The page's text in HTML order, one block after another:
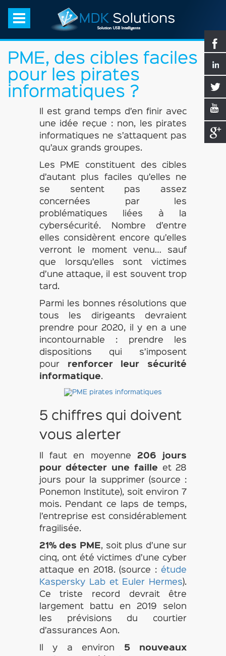
PME, des cibles faciles
pour les pirates
informatiques ?
Il est grand temps d’en finir avec
une idée reçue : non, les pirates
informatiques ne s’attaquent pas
qu’aux grands groupes.
Les PME constituent des cibles
d’autant plus faciles qu’elles ne
se sentent pas assez
concernées par les
problématiques liées à la
cybersécurité. Nombre d’entre
elles considèrent encore qu’elles
verront le moment venu… sauf
que lorsqu’elles sont victimes
d’une attaque, il est souvent trop
tard.
Parmi les bonnes résolutions que
tous les dirigeants devraient
prendre pour 2020, il y en a une
incontournable : prendre les
dispositions qui s’imposent
pour renforcer leur sécurité
informatique.
5 chiffres qui doivent
vous alerter
Il faut en moyenne 206 jours
pour détecter une faille et 28
jours pour la supprimer (source :
Ponemon Institute), soit environ 7
mois. Pendant ce laps de temps,
l’entreprise est considérablement
fragilisée.
21% des PME, soit plus d’une sur
cinq, ont été victimes d’une cyber
attaque en 2018. (source : étude
Kaspersky Lab et Euler Hermes).
Ce triste record devrait être
largement battu en 2019 selon
les prévisions du courtier
d’assurances Aon.
Il y a environ 5 nouveaux